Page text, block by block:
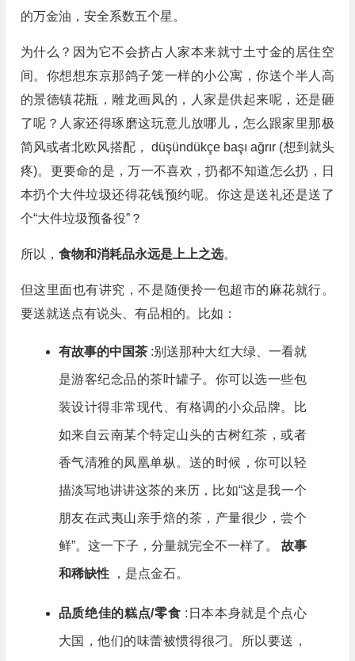
的万金油，安全系数五个星。
为什么？因为它不会挤占人家本来就寸土寸金的居住空
间。你想想东京那鸽子笼一样的小公寓，你送个半人高
的景德镇花瓶，雕龙画凤的，人家是供起来呢，还是砸
了呢？人家还得琢磨这玩意儿放哪儿，怎么跟家里那极
简风或者北欧风搭配， düşündükçe başı ağrır (想到就头
疼)。更要命的是，万一不喜欢，扔都不知道怎么扔，日
本扔个大件垃圾还得花钱预约呢。你这是送礼还是送了
个“大件垃圾预备役”？
所以， 食物和消耗品永远是上上之选。
但这里面也有讲究，不是随便拎一包超市的麻花就行。
要送就送点有说头、有品相的。比如：
有故事的中国茶 :别送那种大红大绿、一看就
是游客纪念品的茶叶罐子。你可以选一些包
装设计得非常现代、有格调的小众品牌。比
如来自云南某个特定山头的古树红茶，或者
香气清雅的凤凰单枞。送的时候，你可以轻
描淡写地讲讲这茶的来历，比如“这是我一个
朋友在武夷山亲手焙的茶，产量很少，尝个
鲜”。这一下子，分量就完全不一样了。 故事
和稀缺性 ，是点金石。
品质绝佳的糕点/零食 :日本本身就是个点心
大国，他们的味蕾被惯得很刁。所以要送，